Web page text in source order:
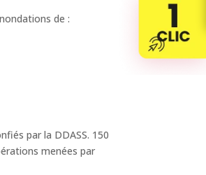
de :
par la DDASS. 150
menées par